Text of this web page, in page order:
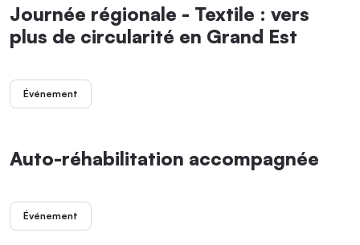
Journée régionale - Textile : vers
plus de circularité en Grand Est
Événement
Auto-réhabilitation accompagnée
Événement